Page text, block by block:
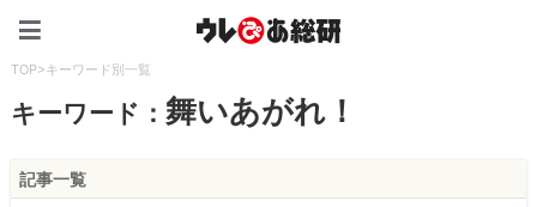
TOP>キーワード別一覧
キーワード：舞いあがれ！
記事一覧